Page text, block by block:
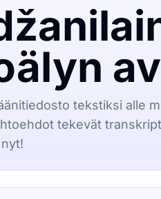
tekstiksi alle
tekevät